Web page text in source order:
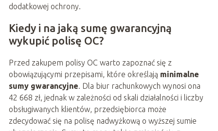
dodatkowej ochrony.
Kiedy i na jaką sumę gwarancyjną
wykupić polisę OC?
Przed zakupem polisy OC warto zapoznać się z
obowiązującymi przepisami, które określają minimalne
sumy gwarancyjne. Dla biur rachunkowych wynosi ona
42 668 zł, jednak w zależności od skali działalności i liczby
obsługiwanych klientów, przedsiębiorca może
zdecydować się na polisę nadwyżkową o wyższej sumie